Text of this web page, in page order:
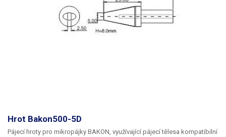
Hrot Bakon500-5D
Pájecí hroty pro mikropájky BAKON, využívající pájecí tělesa kompatibilní